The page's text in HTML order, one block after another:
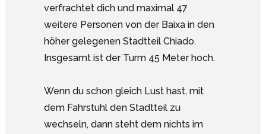
verfrachtet dich und maximal 47
weitere Personen von der Baixa in den
höher gelegenen Stadtteil Chiado.
Insgesamt ist der Turm 45 Meter hoch.
Wenn du schon gleich Lust hast, mit
dem Fahrstuhl den Stadtteil zu
wechseln, dann steht dem nichts im